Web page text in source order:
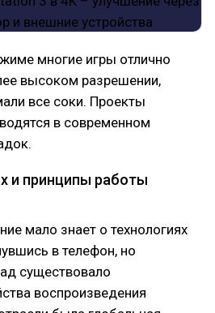
многие игры отлично
высоком разрешении,
все соки. Проекты
в современном
и принципы работы
мало знает о технологиях
в телефон, но
существовало
воспроизведения